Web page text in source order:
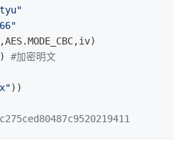
"
"
,AES.MODE_CBC,iv)
)
"))